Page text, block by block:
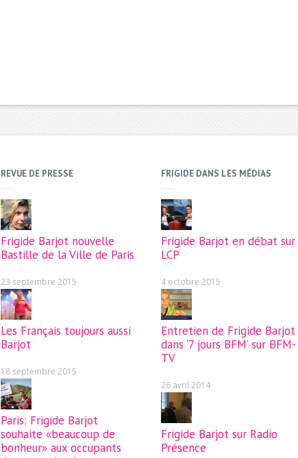
REVUE DE PRESSE
Frigide Barjot nouvelle
Bastille de la Ville de Paris
23 septembre 2015
Les Français toujours aussi
Barjot
18 septembre 2015
Paris: Frigide Barjot
souhaite «beaucoup de
bonheur» aux occupants
FRIGIDE DANS LES MÉDIAS
Frigide Barjot en débat sur
LCP
4 octobre 2015
Entretien de Frigide Barjot
dans ‘7 jours BFM’ sur BFM-
TV
26 avril 2014
Frigide Barjot sur Radio
Présence